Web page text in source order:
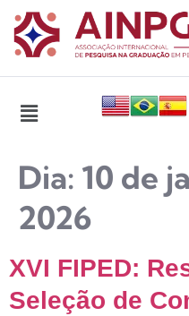
Dia: 10 de
2026
XVI FIPED:
Seleção de